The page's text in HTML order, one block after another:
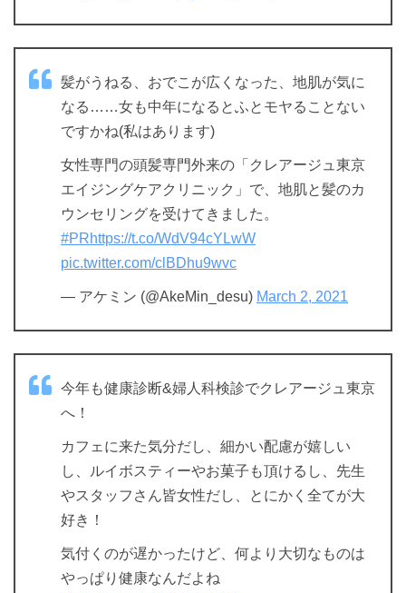
髪がうねる、おでこが広くなった、地肌が気に
なる……女も中年になるとふとモヤることない
ですかね(私はあります)
女性専門の頭髪専門外来の「クレアージュ東京
エイジングケアクリニック」で、地肌と髪のカ
ウンセリングを受けてきました。
#PRhttps://t.co/WdV94cYLwW
pic.twitter.com/clBDhu9wvc
— アケミン (@AkeMin_desu) March 2, 2021
今年も健康診断&婦人科検診でクレアージュ東京
へ！
カフェに来た気分だし、細かい配慮が嬉しい
し、ルイボスティーやお菓子も頂けるし、先生
やスタッフさん皆女性だし、とにかく全てが大
好き！
気付くのが遅かったけど、何より大切なものは
やっぱり健康なんだよね